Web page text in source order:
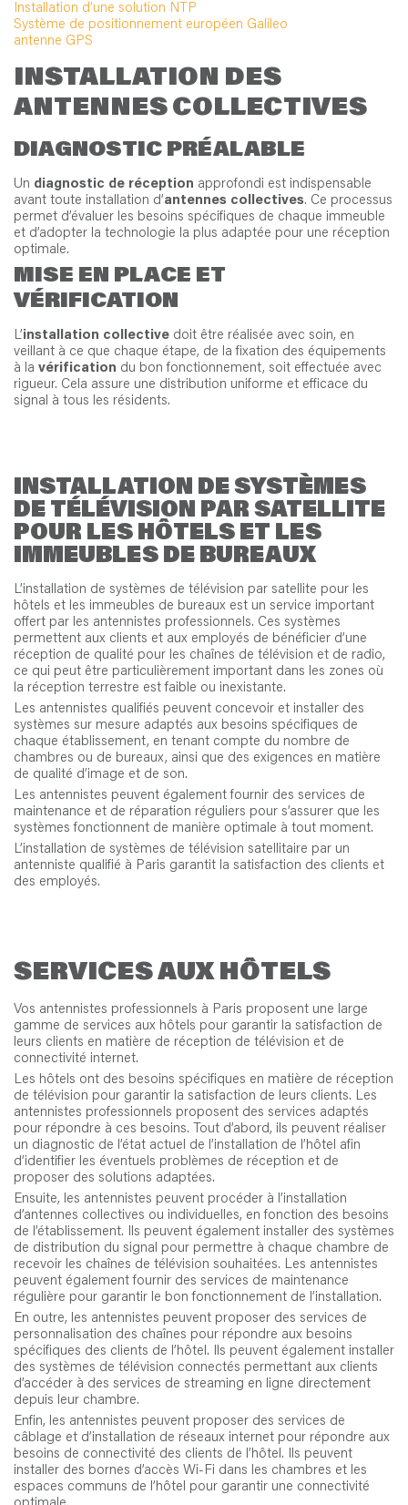
Installation d’une solution NTP
Système de positionnement européen Galileo
antenne GPS
INSTALLATION DES
ANTENNES COLLECTIVES
DIAGNOSTIC PRÉALABLE
Un diagnostic de réception approfondi est indispensable
avant toute installation d’antennes collectives. Ce processus
permet d’évaluer les besoins spécifiques de chaque immeuble
et d’adopter la technologie la plus adaptée pour une réception
optimale.
MISE EN PLACE ET
VÉRIFICATION
L’installation collective doit être réalisée avec soin, en
veillant à ce que chaque étape, de la fixation des équipements
à la vérification du bon fonctionnement, soit effectuée avec
rigueur. Cela assure une distribution uniforme et efficace du
signal à tous les résidents.
INSTALLATION DE SYSTÈMES
DE TÉLÉVISION PAR SATELLITE
POUR LES HÔTELS ET LES
IMMEUBLES DE BUREAUX
L’installation de systèmes de télévision par satellite pour les
hôtels et les immeubles de bureaux est un service important
offert par les antennistes professionnels. Ces systèmes
permettent aux clients et aux employés de bénéficier d’une
réception de qualité pour les chaînes de télévision et de radio,
ce qui peut être particulièrement important dans les zones où
la réception terrestre est faible ou inexistante.
Les antennistes qualifiés peuvent concevoir et installer des
systèmes sur mesure adaptés aux besoins spécifiques de
chaque établissement, en tenant compte du nombre de
chambres ou de bureaux, ainsi que des exigences en matière
de qualité d’image et de son.
Les antennistes peuvent également fournir des services de
maintenance et de réparation réguliers pour s’assurer que les
systèmes fonctionnent de manière optimale à tout moment.
L’installation de systèmes de télévision satellitaire par un
antenniste qualifié à Paris garantit la satisfaction des clients et
des employés.
SERVICES AUX HÔTELS
Vos antennistes professionnels à Paris proposent une large
gamme de services aux hôtels pour garantir la satisfaction de
leurs clients en matière de réception de télévision et de
connectivité internet.
Les hôtels ont des besoins spécifiques en matière de réception
de télévision pour garantir la satisfaction de leurs clients. Les
antennistes professionnels proposent des services adaptés
pour répondre à ces besoins. Tout d’abord, ils peuvent réaliser
un diagnostic de l’état actuel de l’installation de l’hôtel afin
d’identifier les éventuels problèmes de réception et de
proposer des solutions adaptées.
Ensuite, les antennistes peuvent procéder à l’installation
d’antennes collectives ou individuelles, en fonction des besoins
de l’établissement. Ils peuvent également installer des systèmes
de distribution du signal pour permettre à chaque chambre de
recevoir les chaînes de télévision souhaitées. Les antennistes
peuvent également fournir des services de maintenance
régulière pour garantir le bon fonctionnement de l’installation.
En outre, les antennistes peuvent proposer des services de
personnalisation des chaînes pour répondre aux besoins
spécifiques des clients de l’hôtel. Ils peuvent également installer
des systèmes de télévision connectés permettant aux clients
d’accéder à des services de streaming en ligne directement
depuis leur chambre.
Enfin, les antennistes peuvent proposer des services de
câblage et d’installation de réseaux internet pour répondre aux
besoins de connectivité des clients de l’hôtel. Ils peuvent
installer des bornes d’accès Wi-Fi dans les chambres et les
espaces communs de l’hôtel pour garantir une connectivité